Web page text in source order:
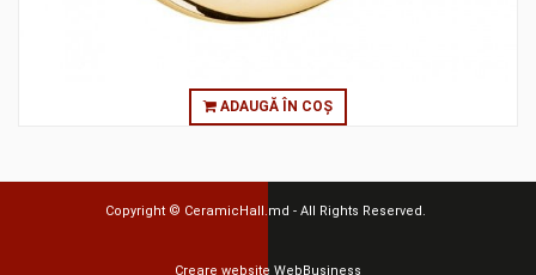
ADAUGĂ ÎN COȘ
Copyright © CeramicHall.md - All Rights Reserved.
Creare website WebBusiness